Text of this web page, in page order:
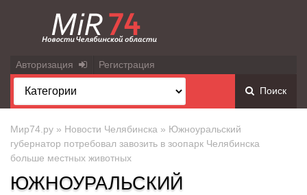
Авторизация Регистрация
Поиск
Мир74.ру » Новости Челябинска » Южноуральский
губернатор потребовал завозить в зоопарк Челябинска
больше местных животных
ЮЖНОУРАЛЬСКИЙ